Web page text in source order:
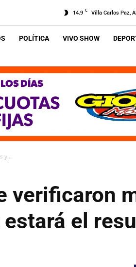
14.9 C Villa Carlos Paz,
POLÍTICA VIVO SHOW
y...
verificaron
el